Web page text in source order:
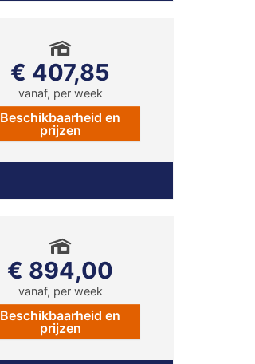
€ 407,85
vanaf, per week
Beschikbaarheid en
prijzen
€ 894,00
vanaf, per week
Beschikbaarheid en
prijzen